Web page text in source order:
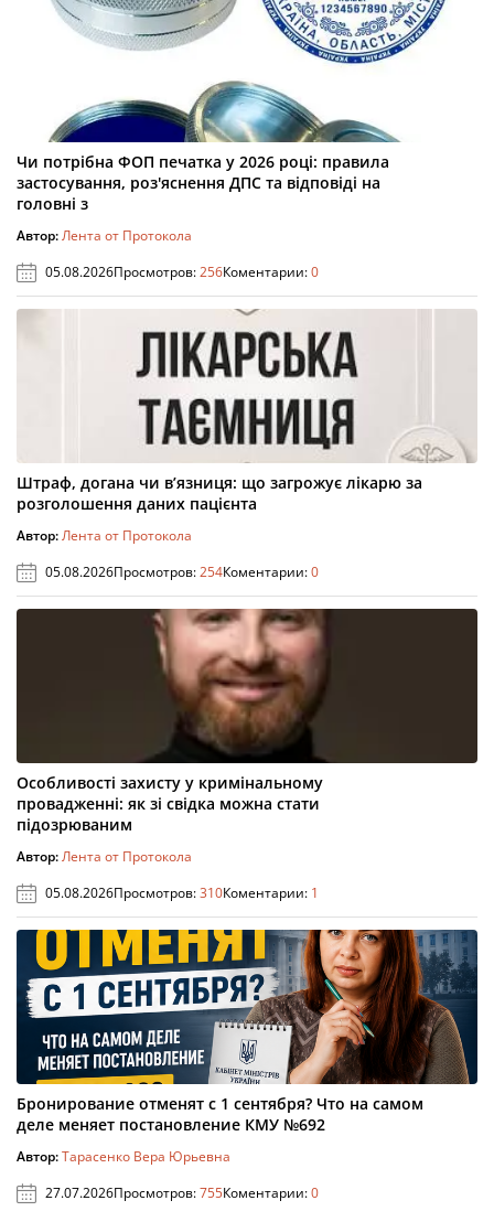
Чи потрібна ФОП печатка у 2026 році: правила
застосування, роз'яснення ДПС та відповіді на
головні з
Автор:Лента от Протокола
05.08.2026Просмотров:256Коментарии:0
Штраф, догана чи в’язниця: що загрожує лікарю за
розголошення даних пацієнта
Автор:Лента от Протокола
05.08.2026Просмотров:254Коментарии:0
Особливості захисту у кримінальному
провадженні: як зі свідка можна стати
підозрюваним
Автор:Лента от Протокола
05.08.2026Просмотров:310Коментарии: 1
Бронирование отменят с 1 сентября? Что на самом
деле меняет постановление КМУ №692
Автор:Тарасенко Вера Юрьевна
27.07.2026Просмотров:755Коментарии:0